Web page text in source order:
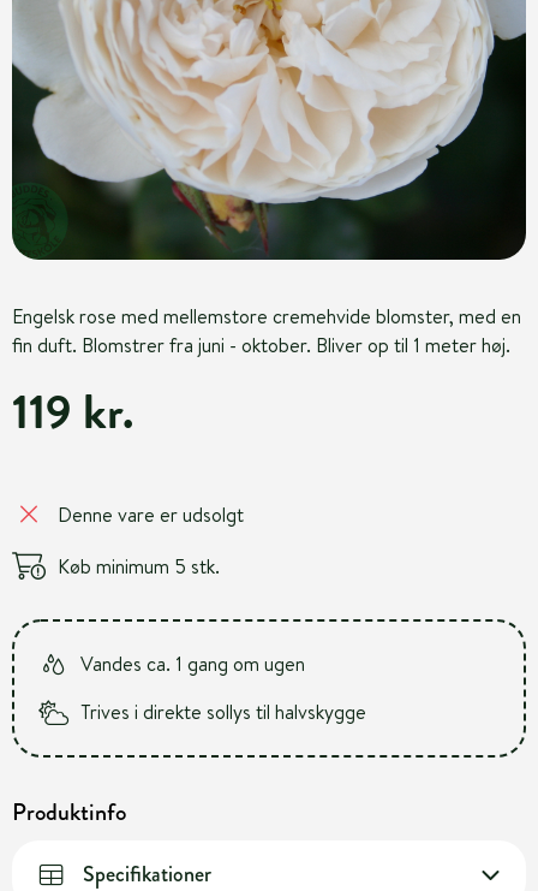
Engelsk rose med mellemstore cremehvide blomster, med en
fin duft. Blomstrer fra juni - oktober. Bliver op til 1 meter høj.
119 kr.
Denne vare er udsolgt
Køb minimum 5 stk.
Vandes ca. 1 gang om ugen
Trives i direkte sollys til halvskygge
Produktinfo
Specifikationer